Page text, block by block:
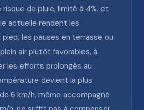
risque de pluie, limité à 4%, et
actuelle rendent les
les pauses en terrasse ou
air plutôt favorables, à
les efforts prolongés au
devient la plus
6 km/h, même accompagné